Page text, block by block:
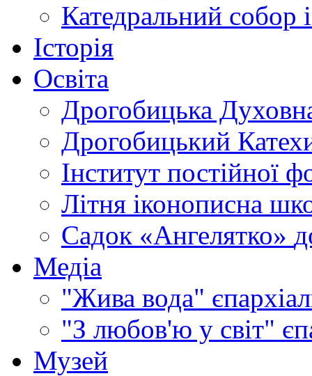
Катедральний собор
Історія
Освіта
Дрогобицька
Дрогобицький
Інститут постійної
Літня іконописна
Садок «Ангелятко»
Медіа
"Жива вода"
"З любов'ю у світ"
Музей